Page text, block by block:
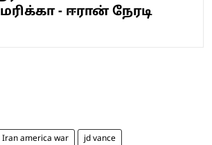
- ஈரான் நேரடி
Iran america war jd vance